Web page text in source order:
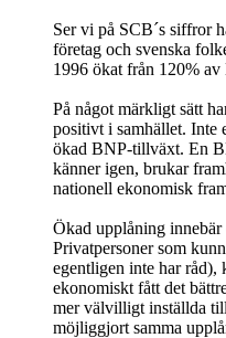
Ser vi på SCB´s siffror
företag och svenska
1996 ökat från 120%
På något märkligt sätt
positivt i samhället. Inte
ökad BNP-tillväxt. En
känner igen, brukar
nationell ekonomisk
Ökad upplåning
Privatpersoner som
egentligen inte har råd),
ekonomiskt fått det
mer välvilligt inställda
möjliggjort samma